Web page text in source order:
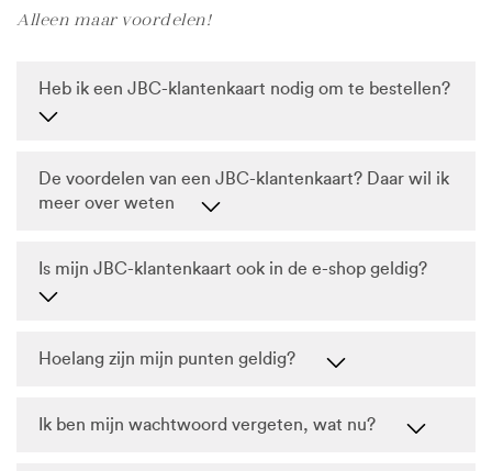
Alleen maar voordelen!
Heb ik een JBC-klantenkaart nodig om te bestellen?
De voordelen van een JBC-klantenkaart? Daar wil ik
meer over weten
Is mijn JBC-klantenkaart ook in de e-shop geldig?
Hoelang zijn mijn punten geldig?
Ik ben mijn wachtwoord vergeten, wat nu?